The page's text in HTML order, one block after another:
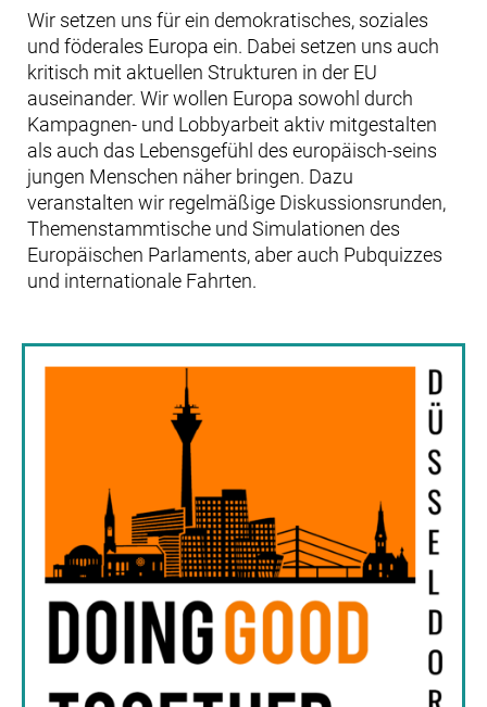
Wir setzen uns für ein demokratisches, soziales
und föderales Europa ein. Dabei setzen uns auch
kritisch mit aktuellen Strukturen in der EU
auseinander. Wir wollen Europa sowohl durch
Kampagnen- und Lobbyarbeit aktiv mitgestalten
als auch das Lebensgefühl des europäisch-seins
jungen Menschen näher bringen. Dazu
veranstalten wir regelmäßige Diskussionsrunden,
Themenstammtische und Simulationen des
Europäischen Parlaments, aber auch Pubquizzes
und internationale Fahrten.